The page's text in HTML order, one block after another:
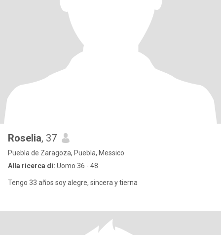
Roselia, 37
Puebla de Zaragoza, Puebla, Messico
Alla ricerca di: Uomo 36 - 48
Tengo 33 años soy alegre, sincera y tierna